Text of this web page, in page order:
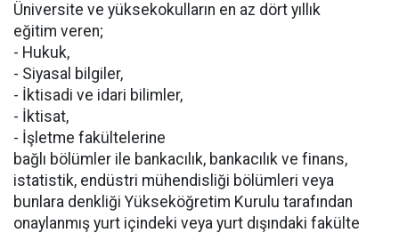
Üniversite ve yüksekokulların en az dört yıllık
eğitim veren;
- Hukuk,
- Siyasal bilgiler,
- İktisadi ve idari bilimler,
- İktisat,
- İşletme fakültelerine
bağlı bölümler ile bankacılık, bankacılık ve finans,
istatistik, endüstri mühendisliği bölümleri veya
bunlara denkliği Yükseköğretim Kurulu tarafından
onaylanmış yurt içindeki veya yurt dışındaki fakülte